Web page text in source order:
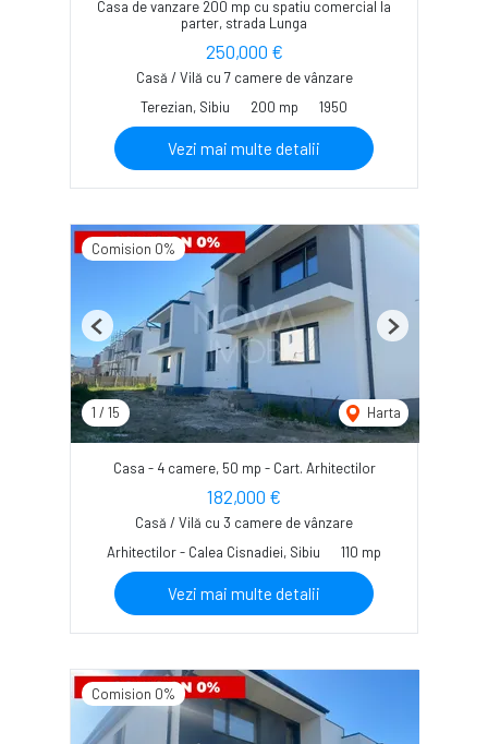
Casa de vanzare 200 mp cu spatiu comercial la
parter, strada Lunga
250,000 €
Casă / Vilă cu 7 camere de vânzare
Terezian, Sibiu
200 mp 1950
Vezi mai multe detalii
Comision 0%
1 / 15 Harta
Previous Next
Casa - 4 camere, 50 mp - Cart. Arhitectilor
182,000 €
Casă / Vilă cu 3 camere de vânzare
Arhitectilor - Calea Cisnadiei, Sibiu
110 mp
Vezi mai multe detalii
Comision 0%